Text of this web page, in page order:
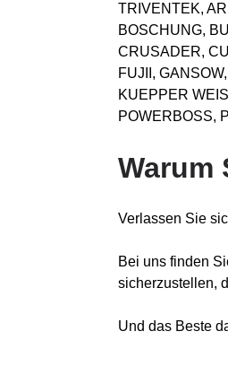
TRIVENTEK,
BOSCHUNG,
CRUSADER,
FUJII,
KUEPPER
POWERBOSS,
Warum
Verlassen Sie
Bei uns finden
sicherzustellen,
Und das Beste